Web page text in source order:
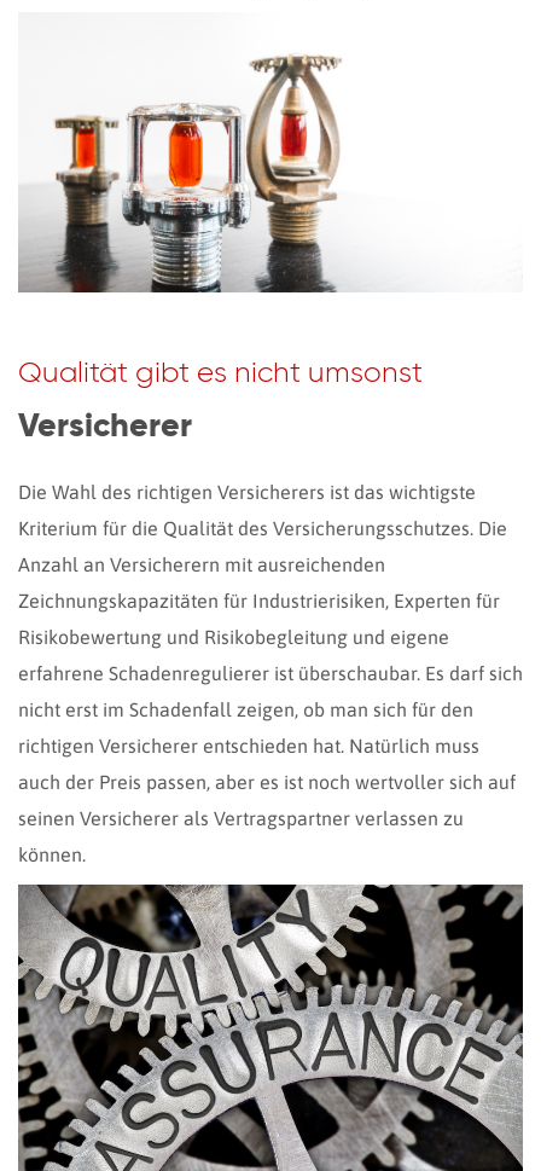
Qualität gibt es nicht umsonst
Versicherer
Die Wahl des richtigen Versicherers ist das wichtigste
Kriterium für die Qualität des Versicherungsschutzes. Die
Anzahl an Versicherern mit ausreichenden
Zeichnungskapazitäten für Industrierisiken, Experten für
Risikobewertung und Risikobegleitung und eigene
erfahrene Schadenregulierer ist überschaubar. Es darf sich
nicht erst im Schadenfall zeigen, ob man sich für den
richtigen Versicherer entschieden hat. Natürlich muss
auch der Preis passen, aber es ist noch wertvoller sich auf
seinen Versicherer als Vertragspartner verlassen zu
können.